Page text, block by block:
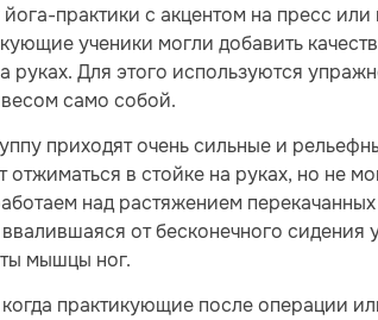
практики с акцентом на пресс или
ученики могли добавить
руках. Для этого используются
само собой.
приходят очень сильные и
в стойке на руках, но не
над растяжением
от бесконечного
мышцы ног.
практикующие после операции